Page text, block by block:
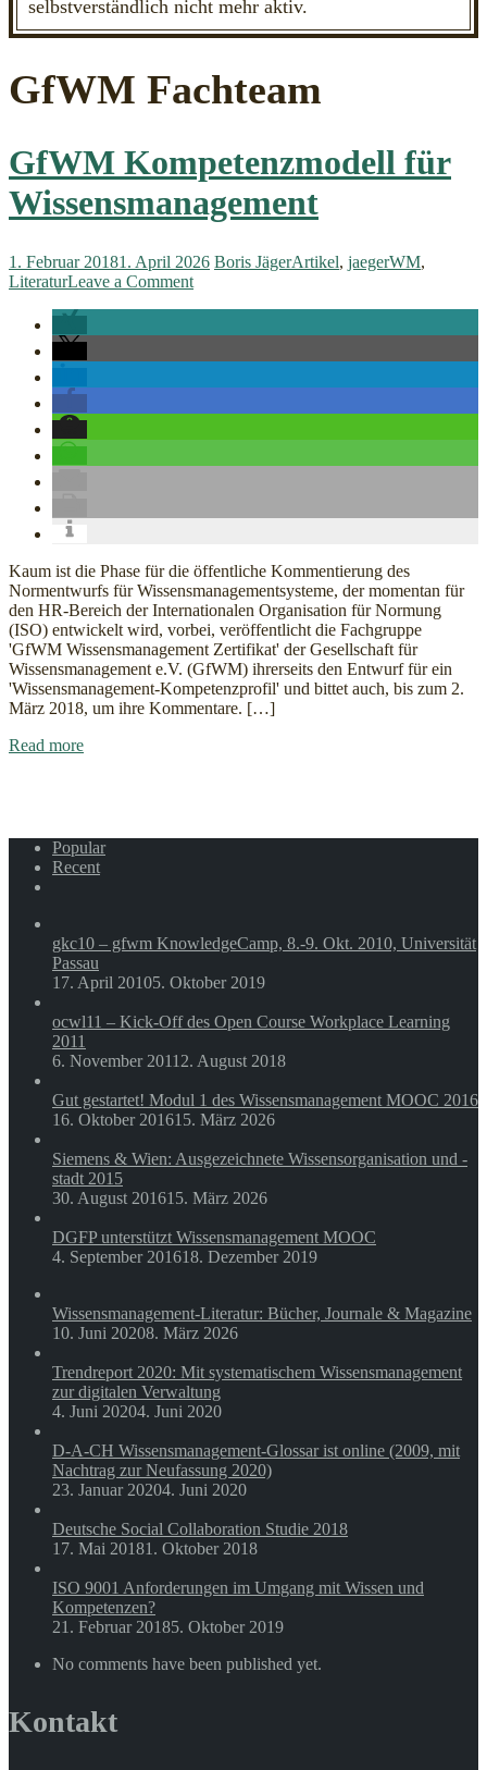
selbstverständlich nicht mehr aktiv.
GfWM Fachteam
GfWM Kompetenzmodell für
Wissensmanagement
1. Februar 20181. April 2026 Boris JägerArtikel, jaegerWM,
LiteraturLeave a Commenton
für
Wissensmanagement
Kaum ist die Phase für die öffentliche Kommentierung des
Normentwurfs für Wissensmanagementsysteme, der momentan für
den HR-Bereich der Internationalen Organisation für Normung
(ISO) entwickelt wird, vorbei, veröffentlicht die Fachgruppe
'GfWM Wissensmanagement Zertifikat' der Gesellschaft für
Wissensmanagement e.V. (GfWM) ihrerseits den Entwurf für ein
'Wissensmanagement-Kompetenzprofil' und bittet auch, bis zum 2.
März 2018, um ihre Kommentare. […]
Read moreabout
Popular
Recent
gkc10 – gfwm KnowledgeCamp, 8.-9. Okt. 2010, Universität
Passau
17. April 20105. Oktober 2019
ocwl11 – Kick-Off des Open Course Workplace Learning
2011
6. November 2011 2. August 2018
Gut gestartet! Modul 1 des Wissensmanagement MOOC 2016
16. Oktober 201615. März 2026
Siemens & Wien: Ausgezeichnete Wissensorganisation und -
stadt 2015
30. August 201615. März 2026
DGFP unterstützt Wissensmanagement MOOC
4. September 201618. Dezember 2019
Wissensmanagement-Literatur: Bücher, Journale & Magazine
10. Juni 20208. März 2026
Trendreport 2020: Mit systematischem Wissensmanagement
zur digitalen Verwaltung
4. Juni 20204. Juni 2020
D-A-CH Wissensmanagement-Glossar ist online (2009, mit
Nachtrag zur Neufassung 2020)
23. Januar 20204. Juni 2020
Deutsche Social Collaboration Studie 2018
17. Mai 20181. Oktober 2018
ISO 9001 Anforderungen im Umgang mit Wissen und
Kompetenzen?
21. Februar 20185. Oktober 2019
No comments have been published yet.
Kontakt